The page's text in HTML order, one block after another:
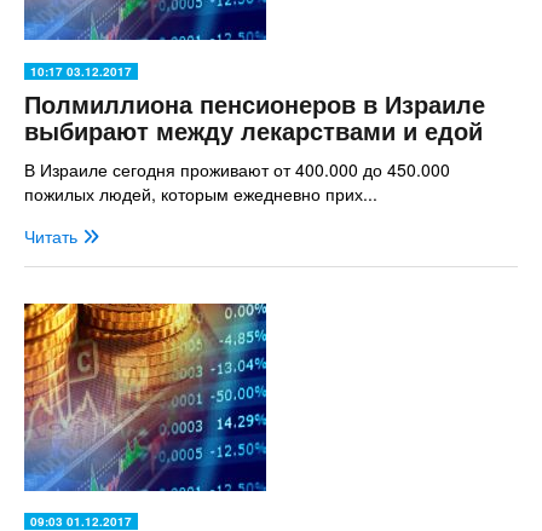
10:17 03.12.2017
Полмиллиона пенсионеров в Израиле
выбирают между лекарствами и едой
В Израиле сегодня проживают от 400.000 до 450.000
пожилых людей, которым ежедневно прих...
Читать
09:03 01.12.2017